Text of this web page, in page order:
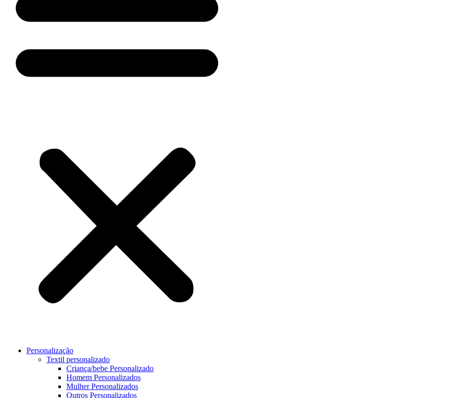
Personalização
Textil personalizado
Criança/bebe Personalizado
Homem Personalizados
Mulher Personalizados
Outros Personalizados